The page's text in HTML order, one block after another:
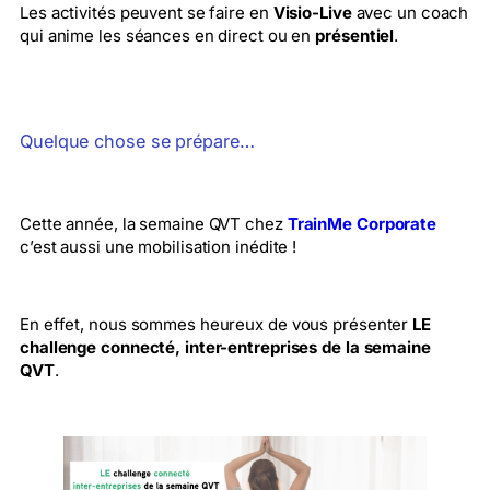
Les activités peuvent se faire en Visio-Live avec un coach
qui anime les séances en direct ou en présentiel.
Quelque chose se prépare…
Cette année, la semaine QVT chez TrainMe Corporate
c’est aussi une mobilisation inédite !
En effet, nous sommes heureux de vous présenter LE
challenge connecté, inter-entreprises de la semaine
QVT.